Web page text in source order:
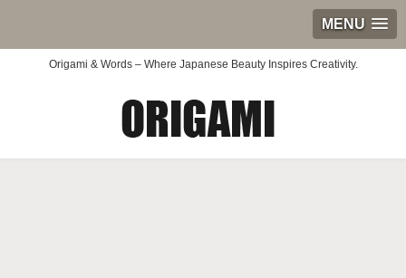
MENU
Origami & Words – Where Japanese Beauty Inspires Creativity.